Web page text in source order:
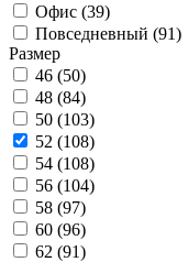
Офис (39)
Повседневный (91)
Размер
46 (50)
48 (84)
50 (103)
52 (108)
54 (108)
56 (104)
58 (97)
60 (96)
62 (91)